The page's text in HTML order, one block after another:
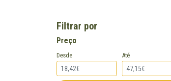
Filtrar por
Preço
Desde Até